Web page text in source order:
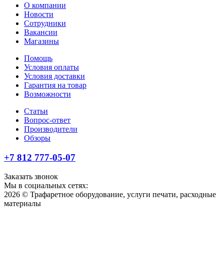
О компании
Новости
Сотрудники
Вакансии
Магазины
Помощь
Условия оплаты
Условия доставки
Гарантия на товар
Возможности
Статьи
Вопрос-ответ
Производители
Обзоры
+7 812 777-05-07
Заказать звонок
Мы в социальных сетях:
2026 © Трафаретное оборудование, услуги печати, расходные
материалы